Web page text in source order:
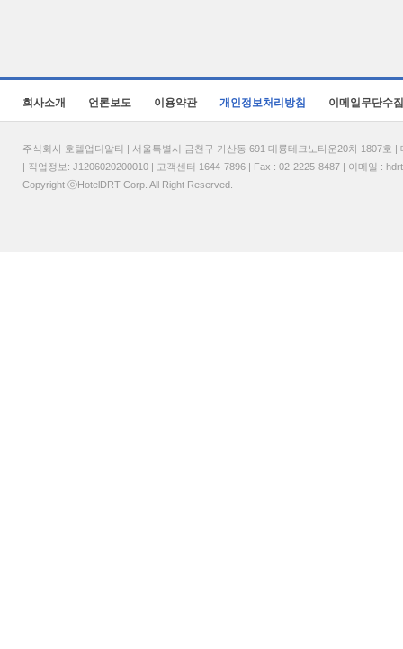
회사소개 언론보도 이용약관 개인정보처리방침 이메일무단수
주식회사 호텔업디알티 | 서울특별시 금천구 가산동 691 대륭테크노타운20차 1807
| 직업정보: J1206020200010 | 고객센터 1644-7896 | Fax : 02-2225-8487 | 이메일 :
Copyright ⓒHotelDRT Corp. All Right Reserved.